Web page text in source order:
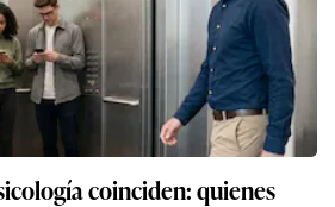
coinciden: quienes